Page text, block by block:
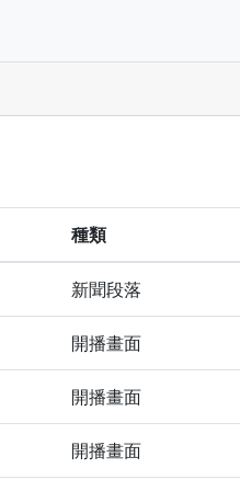
種類
新聞段落
開播畫面
開播畫面
開播畫面